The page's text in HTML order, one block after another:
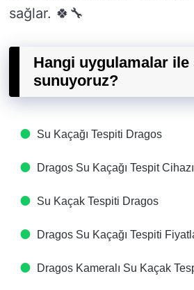
sağlar. 🍀🔧
Hangi uygulamalar ile
sunuyoruz?
Su Kaçağı Tespiti​ Dragos
Dragos Su Kaçağı Tespit Cihazı​
Su Kaçak Tespiti​ Dragos
Dragos Su Kaçağı Tespiti
Dragos Kameralı Su Kaçak